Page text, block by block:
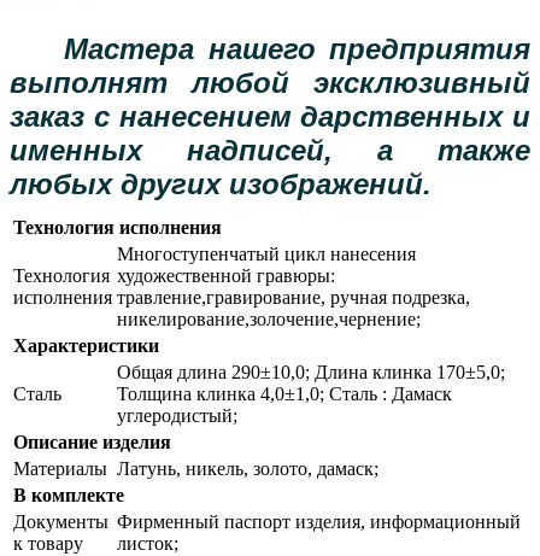
Мастера нашего предприятия
выполнят любой эксклюзивный
заказ с нанесением дарственных и
именных надписей, а также
любых других изображений.
Технология исполнения
Технология
исполнения
Многоступенчатый цикл нанесения
художественной гравюры:
травление,гравирование, ручная подрезка,
никелирование,золочение,чернение;
Характеристики
Сталь
Общая длина 290±10,0; Длина клинка 170±5,0;
Толщина клинка 4,0±1,0; Сталь : Дамаск
углеродистый;
Описание изделия
Материалы Латунь, никель, золото, дамаск;
В комплекте
Документы
к товару
Фирменный паспорт изделия, информационный
листок;